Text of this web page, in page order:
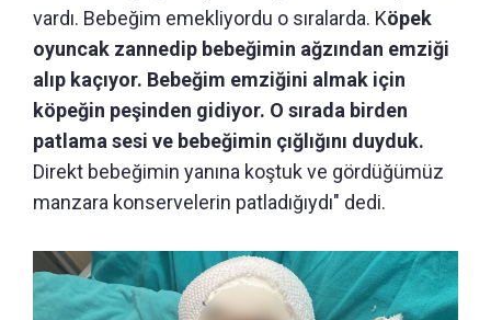
vardı. Bebeğim emekliyordu o sıralarda. Köpek
oyuncak zannedip bebeğimin ağzından emziği
alıp kaçıyor. Bebeğim emziğini almak için
köpeğin peşinden gidiyor. O sırada birden
patlama sesi ve bebeğimin çığlığını duyduk.
Direkt bebeğimin yanına koştuk ve gördüğümüz
manzara konservelerin patladığıydı" dedi.